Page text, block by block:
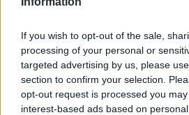
If you wish to opt-out of the sale,
processing of your personal or
targeted advertising by us, please
section to confirm your selection.
opt-out request is processed you
interest-based ads based on
bort specialimporterade
- Förutom priset är baksätet
obekvämt, men det gör man i och
konkurrenterna.